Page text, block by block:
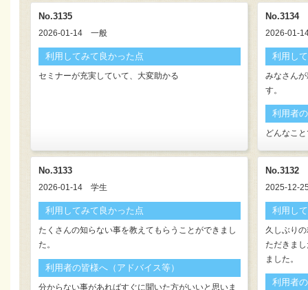
No.3135
2026-01-14 一般
利用してみて良かった点
セミナーが充実していて、大変助かる
No.3134
2026-01-
利用し
みなさん
す。
利用者
どんなこ
No.3133
2026-01-14 学生
利用してみて良かった点
たくさんの知らない事を教えてもらうことができまし
た。
利用者の皆様へ（アドバイス等）
分からない事があればすぐに聞いた方がいいと思いま
No.3132
2025-12-
利用し
久しぶり
ただきま
ました。
利用者